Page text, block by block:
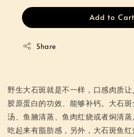
Add to Cart
Share
野生大石斑就是不一样，口感肉质
胶原蛋白的功效、能够补钙。大石
汤、鱼腩清蒸、鱼肉红烧或者焖清蒸
吃起来有脂肪感，另外，大石斑鱼